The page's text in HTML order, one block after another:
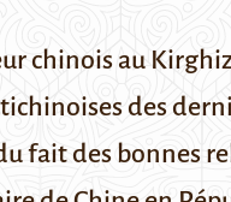
chinois au
des
fait des bonnes